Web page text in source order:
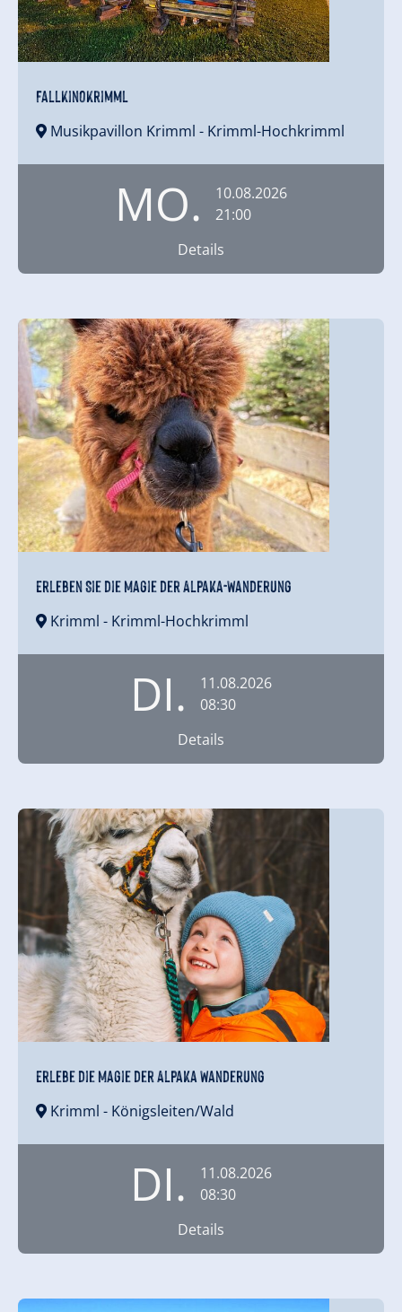
FallKinoKrimml
Musikpavillon Krimml - Krimml-Hochkrimml
MO.
10.08.2026
21:00
Details
Erleben Sie die Magie der Alpaka-Wanderung
Krimml - Krimml-Hochkrimml
DI.
11.08.2026
08:30
Details
Erlebe die Magie der Alpaka Wanderung
Krimml - Königsleiten/Wald
DI.
11.08.2026
08:30
Details